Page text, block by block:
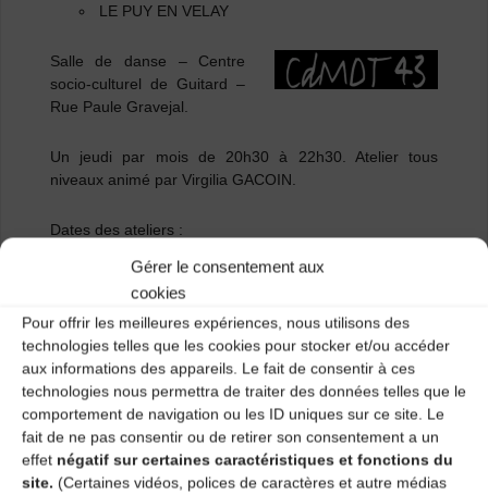
Gérer le consentement aux
cookies
Pour offrir les meilleures expériences, nous utilisons des
technologies telles que les cookies pour stocker et/ou accéder
aux informations des appareils. Le fait de consentir à ces
technologies nous permettra de traiter des données telles que le
comportement de navigation ou les ID uniques sur ce site. Le
fait de ne pas consentir ou de retirer son consentement a un
effet négatif sur certaines caractéristiques et fonctions du
site. (Certaines vidéos, polices de caractères et autre médias
LE PUY EN VELAY
Salle de danse – Centre
socio-culturel de Guitard –
Rue Paule Gravejal.
Un jeudi par mois de 20h30 à 22h30. Atelier tous
niveaux animé par Virgilia GACOIN.
Dates des ateliers :
– 13 Juin 2024
Paiement sur place à chaque cours (5€) , sans
inscription.
Renseignements et inscriptions : CDMDT43 –
04.71.02.92.53